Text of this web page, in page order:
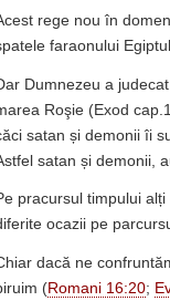
rege nou în
faraonului
Dumnezeu a
Roşie (Exod
satan și demonii îi
satan și demonii,
pracursul timpului
ocazii pe
dacă ne
(Romani 16:20;